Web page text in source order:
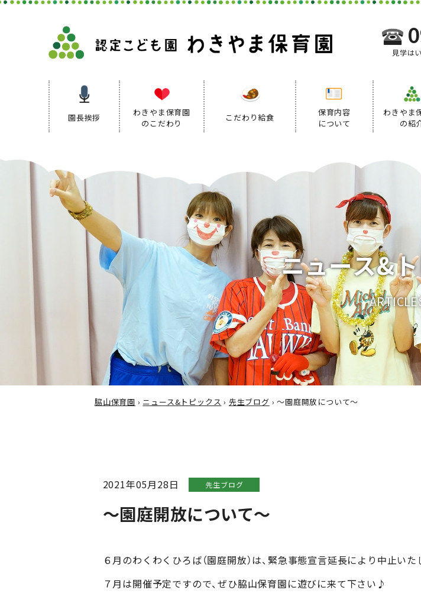
見学は
園長挨拶
わきやま保育園
のこだわり
保育方針
保育の特色
保育方針
こだわり給食
保育内容
について
デイリープログラム
わきやま
の紹
ニュース&ト
ARTICLE
脇山保育園 › ニュース&トピックス › 先生ブログ ›～園庭開放について～
2021年05月28日 先生ブログ
～園庭開放について～
６月のわくわくひろば（園庭開放）は、緊急事態宣言延長により中止いた
７月は開催予定ですので、ぜひ脇山保育園に遊びに来て下さい♪